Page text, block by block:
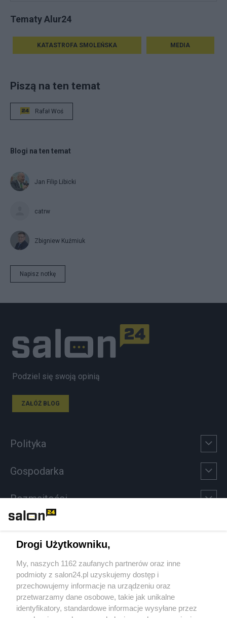
Tematy Alur24
KATASTROFA SMOLEŃSKA MEDIA
Piszą na ten temat
Rafał Woś
Blogi na ten temat
Jan Filip Libicki
catrw
Zbigniew Kuźmiuk
Napisz notkę
Podziel się swoją opinią
ZAŁÓŻ BLOG
Polityka
Gospodarka
Rozmaitości
Sport
Społeczeństwo
Kultura
Drogi Użytkowniku,
My, naszych 1162 zaufanych partnerów oraz inne
podmioty z salon24.pl uzyskujemy dostęp i
przechowujemy informacje na urządzeniu oraz
przetwarzamy dane osobowe, takie jak unikalne
identyfikatory, standardowe informacje wysyłane przez